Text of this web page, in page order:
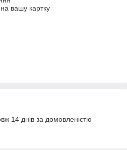
вашу картку
14 днів за домовленістю